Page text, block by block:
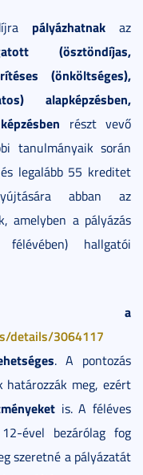
pályázhatnak az
(ösztöndíjas,
(önköltséges),
alapképzésben,
részt vevő
tanulmányaik során
legalább 55 kreditet
abban az
amelyben a pályázás
hallgatói
a
details/3064117
. A pontozás
határozzák meg, ezért
is. A féléves
ével bezárólag fog
szeretné a pályázatát